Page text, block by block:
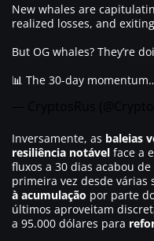
New whales are
realized losses, and
But OG whales? They’re
📊 The 30-day
Inversamente, as baleias
resiliência notável face a
fluxos a 30 dias acabou
primeira vez desde várias
à acumulação por parte
últimos aproveitam
a 95.000 dólares para